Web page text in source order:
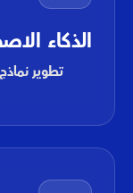
الذكاء
تطوير